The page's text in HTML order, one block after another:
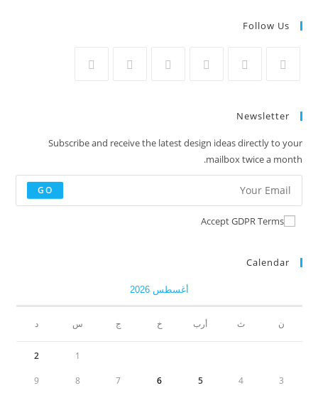
Follow Us
Newsletter
Subscribe and receive the latest design ideas directly to your
mailbox twice a month.
GO
Accept GDPR Terms
Calendar
أغسطس 2026
ن ث أرب خ ج س د
1
2
3
4
5
6
7
8
9